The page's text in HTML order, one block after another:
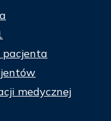
medycznej